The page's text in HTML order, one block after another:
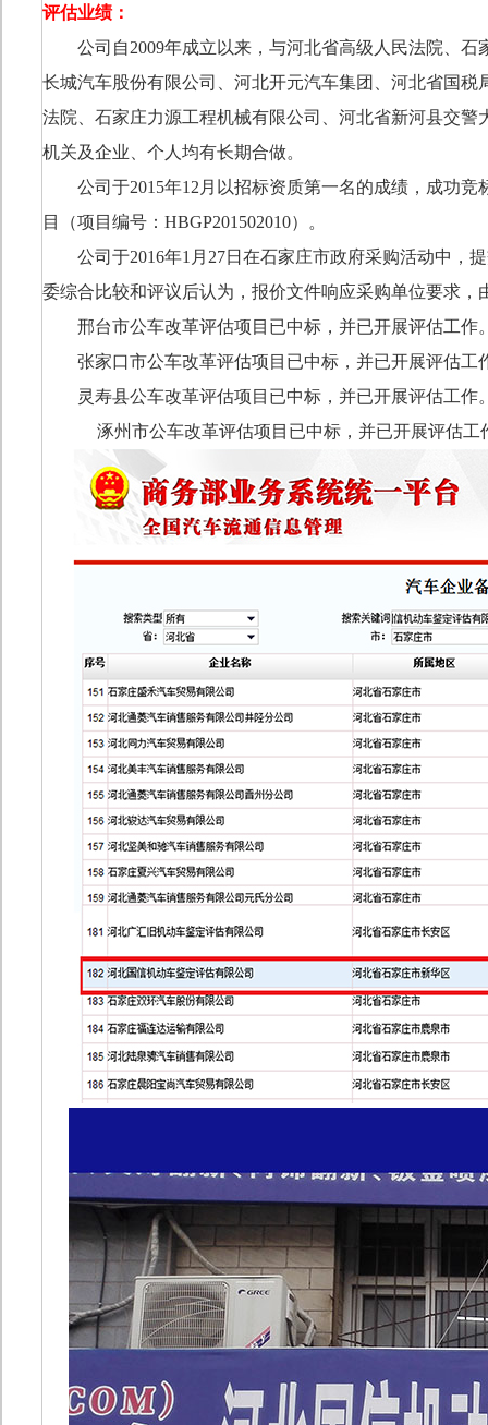
评估业绩：
公司自2009年成立以来，与河北省高级人民法院、
长城汽车股份有限公司、河北开元汽车集团、河北省国
法院、石家庄力源工程机械有限公司、河北省新河县交
机关及企业、个人均有长期合做。
公司于2015年12 月以招标资质第一名的成绩，成功
目（项目编号： HBGP201502010）。
公司于2016年1 月 27日在石家庄市政府采购活动中，
委综合比较和评议后认为，报价文件响应采购单位要求，
邢台市公车改革评估项目已中标，并已开展评估工作
张家口市公车改革评估项目已中标，并已开展评估工
灵寿县公车改革评估项目已中标，并已开展评估工作
涿州市公车改革评估项目已中标，并已开展评估工